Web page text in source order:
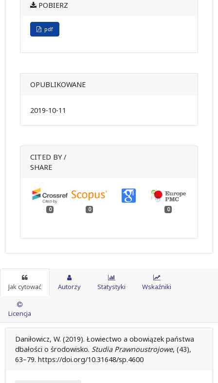
POBIERZ
pdf
OPUBLIKOWANE
2019-10-11
CITED BY /
SHARE
0 0 0
Jak cytować Autorzy Statystyki Wskaźniki
Licencja
Daniłowicz, W. (2019). Łowiectwo a obowiązek państwa
dbałości o środowisko. Studia Prawnoustrojowe, (43),
63–79. https://doi.org/10.31648/sp.4600